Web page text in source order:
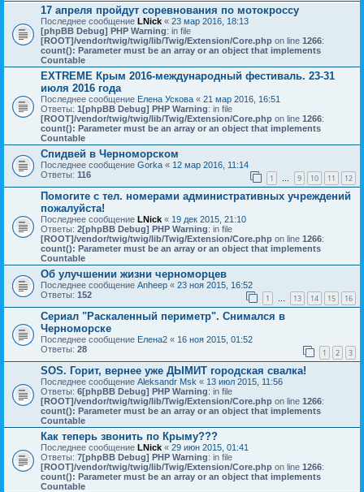
17 апреля пройдут соревнования по мотокроссу
Последнее сообщение LNick « 23 мар 2016, 18:13
[phpBB Debug] PHP Warning: in file
[ROOT]/vendor/twig/twig/lib/Twig/Extension/Core.php on line 1266:
count(): Parameter must be an array or an object that implements
Countable
EXTREME Крым 2016-международный фестиваль. 23-31
июля 2016 года
Последнее сообщение Елена Ускова « 21 мар 2016, 16:51
Ответы: 1[phpBB Debug] PHP Warning: in file
[ROOT]/vendor/twig/twig/lib/Twig/Extension/Core.php on line 1266:
count(): Parameter must be an array or an object that implements
Countable
Спидвей в Черноморском
Последнее сообщение Gorka « 12 мар 2016, 11:14
Ответы: 116 1 … 9 10 11 12
Помогите с тел. номерами административных учреждений
пожалуйста!
Последнее сообщение LNick « 19 дек 2015, 21:10
Ответы: 2[phpBB Debug] PHP Warning: in file
[ROOT]/vendor/twig/twig/lib/Twig/Extension/Core.php on line 1266:
count(): Parameter must be an array or an object that implements
Countable
Об улучшении жизни черноморцев
Последнее сообщение Anheep « 23 ноя 2015, 16:52
Ответы: 152 1 … 13 14 15 16
Сериал "Раскаленный периметр". Снимался в
Черноморске
Последнее сообщение Елена2 « 16 ноя 2015, 01:52
Ответы: 28 1 2 3
SOS. Горит, вернее уже ДЫМИТ городская свалка!
Последнее сообщение Aleksandr Msk « 13 июл 2015, 11:56
Ответы: 6[phpBB Debug] PHP Warning: in file
[ROOT]/vendor/twig/twig/lib/Twig/Extension/Core.php on line 1266:
count(): Parameter must be an array or an object that implements
Countable
Как теперь звонить по Крыму???
Последнее сообщение LNick « 29 июн 2015, 01:41
Ответы: 7[phpBB Debug] PHP Warning: in file
[ROOT]/vendor/twig/twig/lib/Twig/Extension/Core.php on line 1266:
count(): Parameter must be an array or an object that implements
Countable